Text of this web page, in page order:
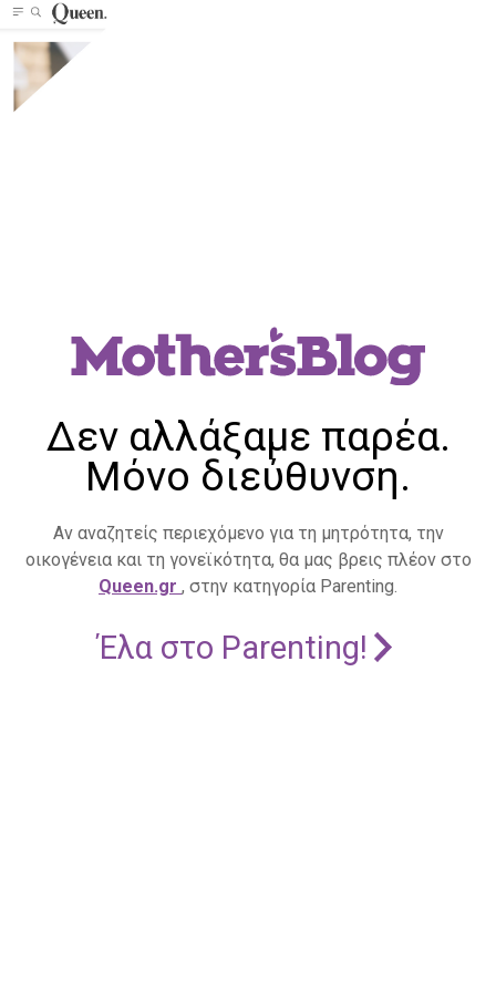
Δεν αλλάξαμε παρέα.
Μόνο διεύθυνση.
Αν αναζητείς περιεχόμενο για τη μητρότητα, την
οικογένεια και τη γονεϊκότητα, θα μας βρεις πλέον στο
Queen.gr , στην κατηγορία Parenting.
Έλα στο Parenting!